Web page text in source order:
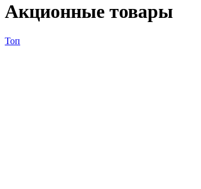
Акционные товары
Топ